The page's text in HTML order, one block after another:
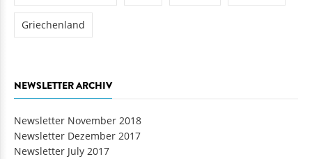
Griechenland
NEWSLETTER ARCHIV
Newsletter November 2018
Newsletter Dezember 2017
Newsletter July 2017